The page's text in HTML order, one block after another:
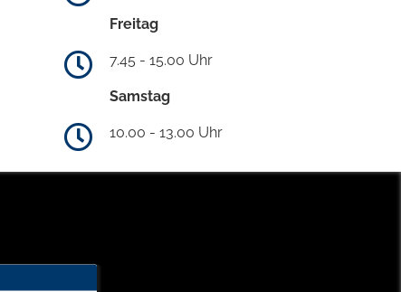
Freitag
7.45 - 15.00 Uhr
Samstag
10.00 - 13.00 Uhr